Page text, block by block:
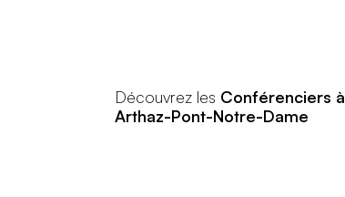
Découvrez les Conférenciers à
Arthaz-Pont-Notre-Dame